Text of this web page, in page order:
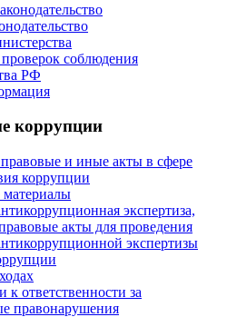
соблюдения
РФ
коррупции
и иные акты в сфере
коррупции
экспертиза,
акты для проведения
экспертизы
ответственности за
правонарушения